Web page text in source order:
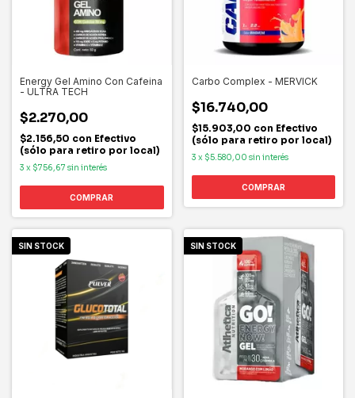
Energy Gel Amino Con Cafeina
- ULTRA TECH
$2.270,00
$2.156,50 con Efectivo
(sólo para retiro por local)
3 x $756,67 sin interés
COMPRAR
Carbo Complex - MERVICK
$16.740,00
$15.903,00 con Efectivo
(sólo para retiro por local)
3 x $5.580,00 sin interés
COMPRAR
SIN STOCK SIN STOCK